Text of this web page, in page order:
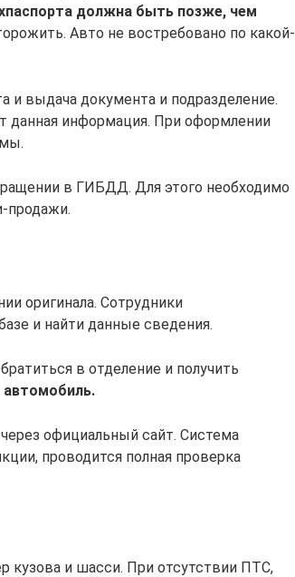
должна быть позже, чем
Авто не востребовано по какой-
и выдача документа и подразделение.
данная информация. При оформлении
в ГИБДД. Для этого необходимо
продажи.
оригинала. Сотрудники
и найти данные сведения.
в отделение и получить
автомобиль.
официальный сайт. Система
проводится полная проверка
кузова и шасси. При отсутствии ПТС,